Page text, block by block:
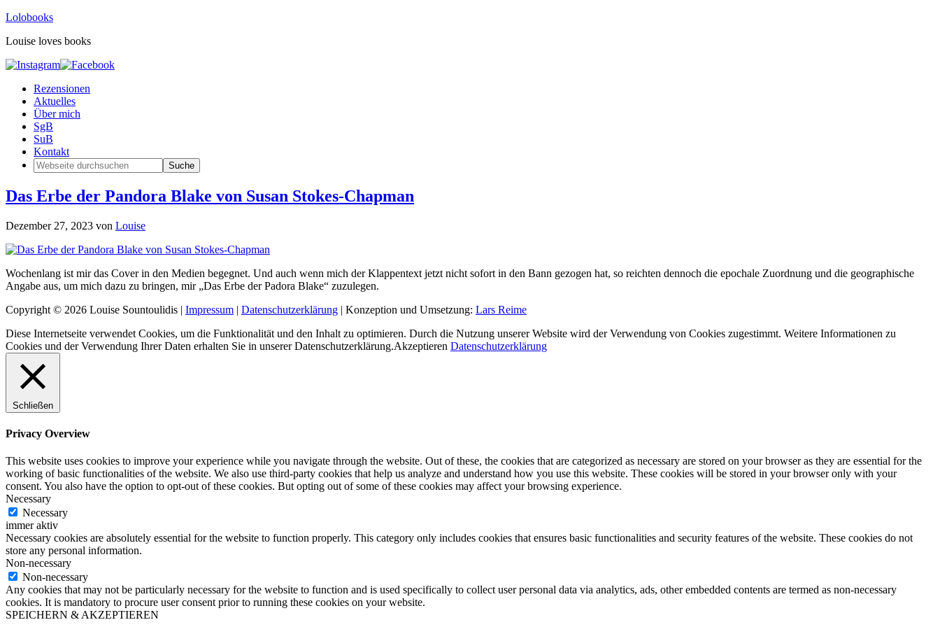
Lolobooks
Louise loves books
Rezensionen
Aktuelles
Über mich
SgB
SuB
Kontakt
Das Erbe der Pandora Blake von Susan Stokes-Chapman
Dezember 27, 2023 von Louise
Wochenlang ist mir das Cover in den Medien begegnet. Und auch wenn mich der Klappentext jetzt nicht sofort in den Bann gezogen hat, so reichten dennoch die epochale Zuordnung und die geographische
Angabe aus, um mich dazu zu bringen, mir „Das Erbe der Padora Blake“ zuzulegen.
Copyright © 2026 Louise Sountoulidis | Impressum | Datenschutzerklärung | Konzeption und Umsetzung: Lars Reime
Diese Internetseite verwendet Cookies, um die Funktionalität und den Inhalt zu optimieren. Durch die Nutzung unserer Website wird der Verwendung von Cookies zugestimmt. Weitere Informationen zu
Cookies und der Verwendung Ihrer Daten erhalten Sie in unserer Datenschutzerklärung.Akzeptieren Datenschutzerklärung
Schließen
Privacy Overview
This website uses cookies to improve your experience while you navigate through the website. Out of these, the cookies that are categorized as necessary are stored on your browser as they are essential for the
working of basic functionalities of the website. We also use third-party cookies that help us analyze and understand how you use this website. These cookies will be stored in your browser only with your
consent. You also have the option to opt-out of these cookies. But opting out of some of these cookies may affect your browsing experience.
Necessary
Necessary
immer aktiv
Necessary cookies are absolutely essential for the website to function properly. This category only includes cookies that ensures basic functionalities and security features of the website. These cookies do not
store any personal information.
Non-necessary
Non-necessary
Any cookies that may not be particularly necessary for the website to function and is used specifically to collect user personal data via analytics, ads, other embedded contents are termed as non-necessary
cookies. It is mandatory to procure user consent prior to running these cookies on your website.
SPEICHERN & AKZEPTIEREN